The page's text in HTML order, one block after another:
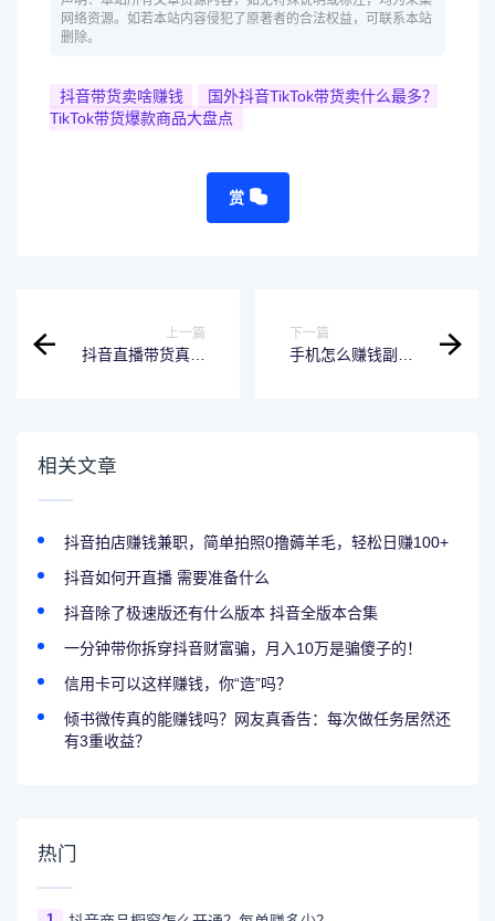
网络资源。如若本站内容侵犯了原著者的合法权益，可联系本站
删除。
抖音带货卖啥赚钱
国外抖音TikTok带货卖什么最多？
TikTok带货爆款商品大盘点
赏
上一篇
抖音直播带货真的
下一篇
手机怎么赚钱副
相关文章
抖音拍店赚钱兼职，简单拍照0撸薅羊毛，轻松日赚100+
抖音如何开直播 需要准备什么
抖音除了极速版还有什么版本 抖音全版本合集
一分钟带你拆穿抖音财富骗，月入10万是骗傻子的！
信用卡可以这样赚钱，你“造”吗？
倾书微传真的能赚钱吗？网友真香告：每次做任务居然还
有3重收益？
热门